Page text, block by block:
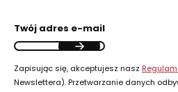
Twój adres e-mail
Zapisując się, akceptujesz nasz
Newslettera). Przetwarzanie danych